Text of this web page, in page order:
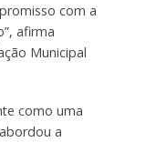
com a
afirma
Municipal
como uma
a